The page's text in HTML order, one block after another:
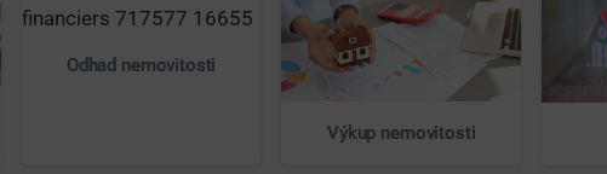
Odhad nemovitosti
Výkup nemovitosti